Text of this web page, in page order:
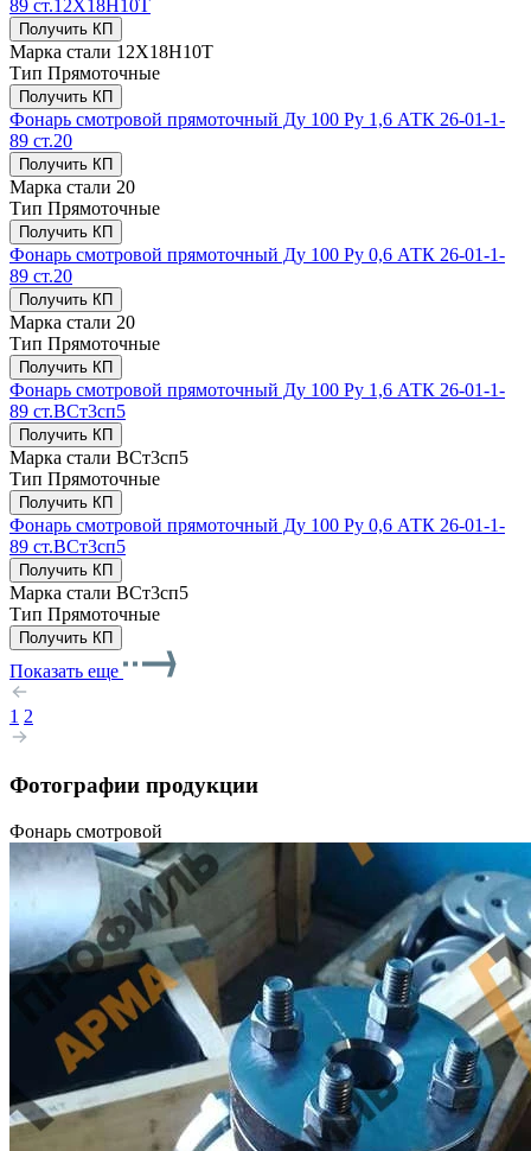
89 ст.12Х18Н10Т
Получить КП
Марка стали 12Х18Н10Т
Тип Прямоточные
Получить КП
Фонарь смотровой прямоточный Ду 100 Ру 1,6 АТК 26-01-1-
89 ст.20
Получить КП
Марка стали 20
Тип Прямоточные
Получить КП
Фонарь смотровой прямоточный Ду 100 Ру 0,6 АТК 26-01-1-
89 ст.20
Получить КП
Марка стали 20
Тип Прямоточные
Получить КП
Фонарь смотровой прямоточный Ду 100 Ру 1,6 АТК 26-01-1-
89 ст.ВСт3сп5
Получить КП
Марка стали ВСт3сп5
Тип Прямоточные
Получить КП
Фонарь смотровой прямоточный Ду 100 Ру 0,6 АТК 26-01-1-
89 ст.ВСт3сп5
Получить КП
Марка стали ВСт3сп5
Тип Прямоточные
Получить КП
Показать еще
1 2
Фотографии продукции
Фонарь смотровой